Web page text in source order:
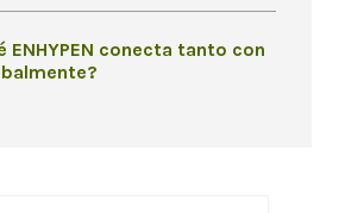
ENHYPEN conecta tanto con